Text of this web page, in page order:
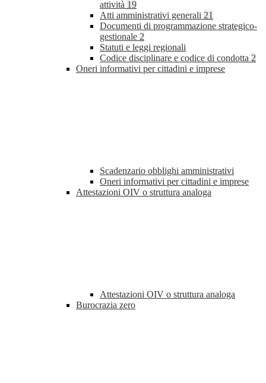
attività 19
Atti amministrativi generali 21
Documenti di programmazione strategico-
gestionale 2
Statuti e leggi regionali
Codice disciplinare e codice di condotta 2
Oneri informativi per cittadini e imprese
Scadenzario obblighi amministrativi
Oneri informativi per cittadini e imprese
Attestazioni OIV o struttura analoga
Attestazioni OIV o struttura analoga
Burocrazia zero